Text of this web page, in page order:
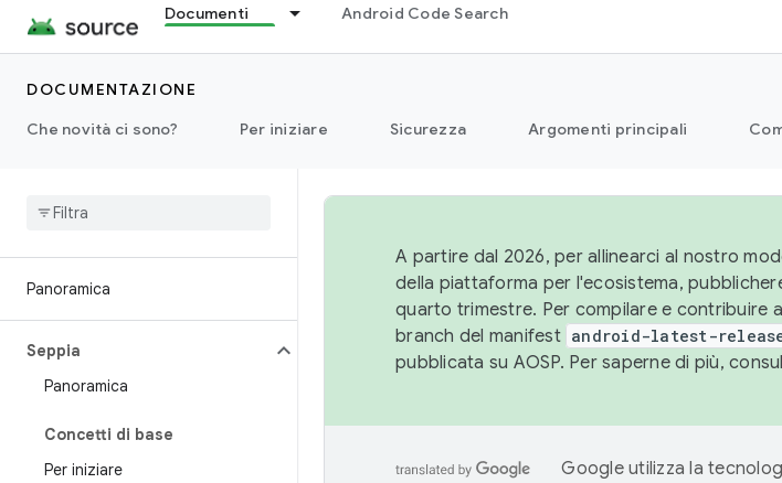
Documenti Android Code Search
DOCUMENTAZIONE
Che novità ci sono?
Per iniziare Sicurezza Argomenti principali
Panoramica
Seppia
Panoramica
Concetti di base
Per iniziare
A partire dal 2026, per allinearci al nostro
della piattaforma per l'ecosistema,
quarto trimestre. Per compilare e contribuire
branch del manifest android-latest-
pubblicata su AOSP. Per saperne di più,
Google utilizza la